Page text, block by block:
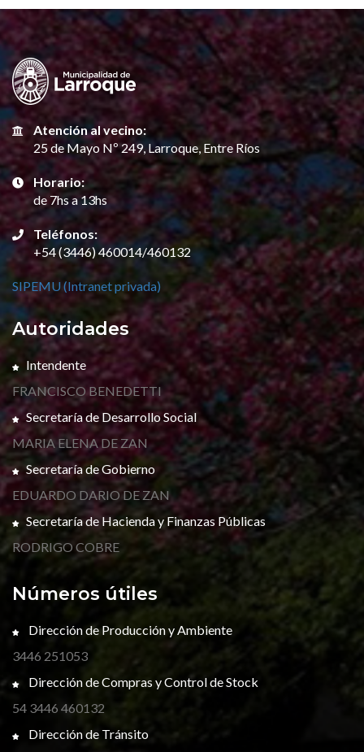
Atención al vecino:
25 de Mayo Nº 249, Larroque, Entre Ríos
Horario:
de 7hs a 13hs
Teléfonos:
+54 (3446) 460014/460132
SIPEMU (Intranet privada)
Autoridades
Intendente
FRANCISCO BENEDETTI
Secretaría de Desarrollo Social
MARIA ELENA DE ZAN
Secretaría de Gobierno
EDUARDO DARIO DE ZAN
Secretaría de Hacienda y Finanzas Públicas
RODRIGO COBRE
Números útiles
Dirección de Producción y Ambiente
3446 251053
Dirección de Compras y Control de Stock
54 3446 460132
Dirección de Tránsito